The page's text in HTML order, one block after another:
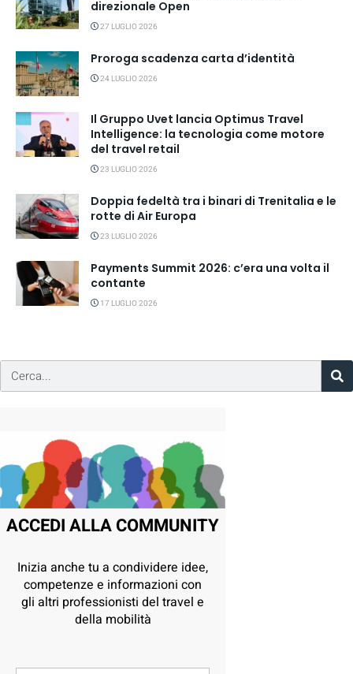
direzionale Open
27 LUGLIO 2026
Proroga scadenza carta d’identità
24 LUGLIO 2026
Il Gruppo Uvet lancia Optimus Travel
Intelligence: la tecnologia come motore
del travel retail
23 LUGLIO 2026
Doppia fedeltà tra i binari di Trenitalia e le
rotte di Air Europa
23 LUGLIO 2026
Payments Summit 2026: c’era una volta il
contante
17 LUGLIO 2026
ACCEDI ALLA COMMUNITY
Inizia anche tu a condividere idee,
competenze e informazioni con
gli altri professionisti del travel e
della mobilità